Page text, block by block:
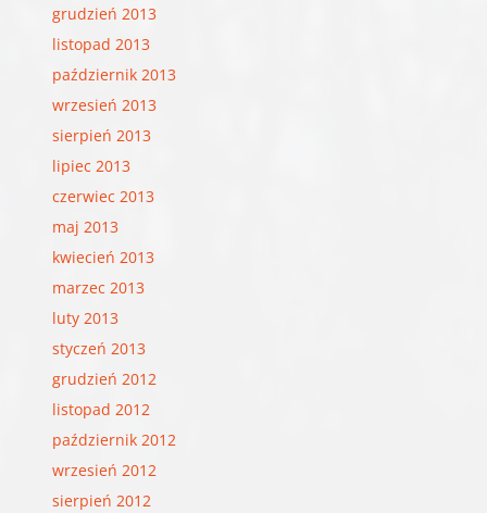
grudzień 2013
listopad 2013
październik 2013
wrzesień 2013
sierpień 2013
lipiec 2013
czerwiec 2013
maj 2013
kwiecień 2013
marzec 2013
luty 2013
styczeń 2013
grudzień 2012
listopad 2012
październik 2012
wrzesień 2012
sierpień 2012